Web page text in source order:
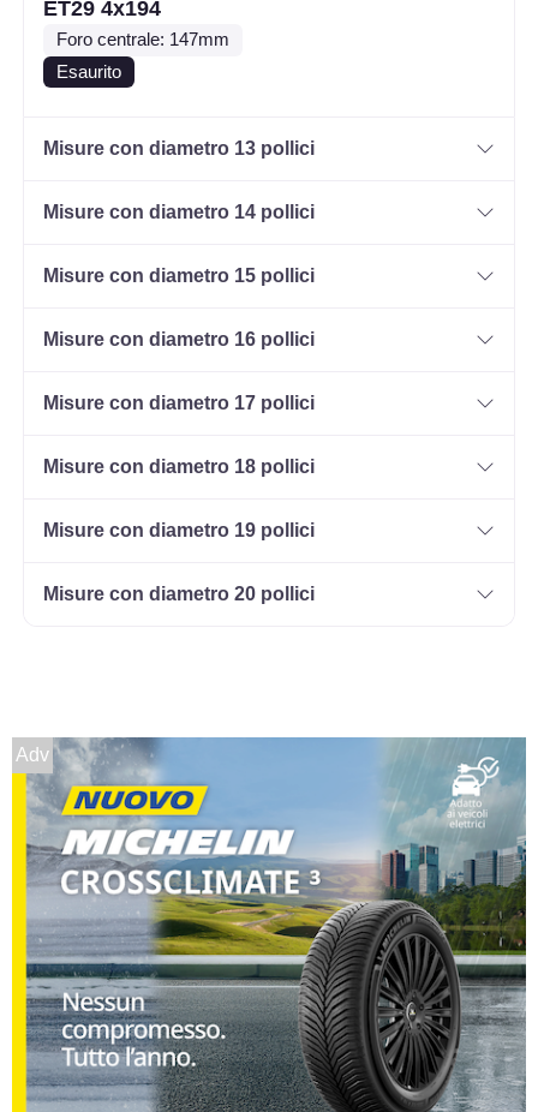
ET29 4x194
Foro centrale: 147mm
Esaurito
Misure con diametro 13 pollici
Misure con diametro 14 pollici
Misure con diametro 15 pollici
Misure con diametro 16 pollici
Misure con diametro 17 pollici
Misure con diametro 18 pollici
Misure con diametro 19 pollici
Misure con diametro 20 pollici
Adv